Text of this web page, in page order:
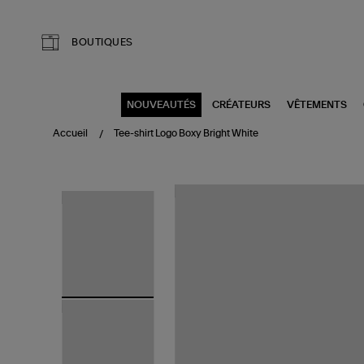
BOUTIQUES
NOUVEAUTÉS CRÉATEURS VÊTEMENTS
Accueil Tee-shirt Logo Boxy Bright White